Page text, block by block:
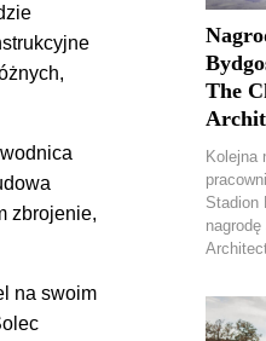
zbrojenie,
na swoim
The
Kolejna
Stadion